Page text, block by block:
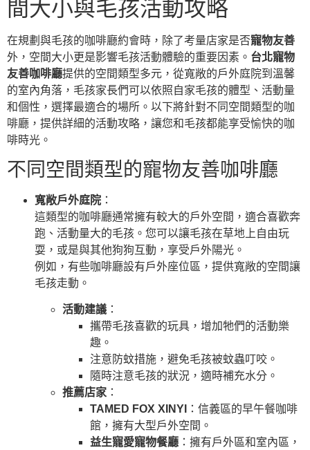
間大小與毛孩活動攻略
在規劃與毛孩的咖啡廳約會時，除了考量店家是否寵物友善
外，空間大小更是影響毛孩活動體驗的重要因素。 台北寵物
友善咖啡廳提供的空間類型多元，從寬敞的戶外庭院到溫馨
的室內角落，毛孩家長們可以依照自家毛孩的體型、活動量
和個性，選擇最適合的場所。以下將針對不同空間類型的咖
啡廳，提供詳細的活動攻略，讓您和毛孩都能享受愉快的咖
啡時光。
不同空間類型的寵物友善咖啡廳
寬敞戶外庭院 ：
這類型的咖啡廳通常擁有較大的戶外空間，適合喜歡奔
跑、活動量大的毛孩。您可以讓毛孩在草地上自由玩
耍，或是與其他狗狗互動，享受戶外陽光。
例如，有些咖啡廳設有戶外座位區，提供寬敞的空間讓
毛孩走動。
活動建議 ：
攜帶毛孩喜歡的玩具，增加牠們的活動樂
趣。
注意防蚊措施，避免毛孩被蚊蟲叮咬。
隨時注意毛孩的狀況，適時補充水分。
推薦店家 ：
TAMED FOX XINYI
：信義區的早午餐咖啡
館，擁有大型戶外空間。
益生寵愛寵物餐廳 ：擁有戶外區和室內區，